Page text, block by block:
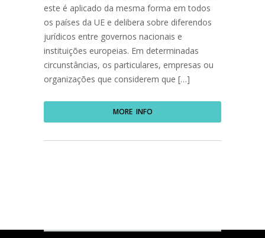
este é aplicado da mesma forma em todos
os países da UE e delibera sobre diferendos
jurídicos entre governos nacionais e
instituições europeias. Em determinadas
circunstâncias, os particulares, empresas ou
organizações que considerem que […]
MORE INFO